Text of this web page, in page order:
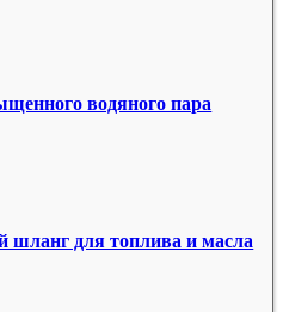
водяного пара
для топлива и масла